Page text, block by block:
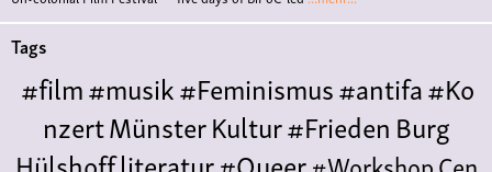
Tags
#film#musik#Feminismus#antifa#Ko
nzertMünsterKultur#FriedenBurg